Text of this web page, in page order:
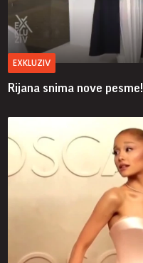
EXKLUZIV
Rijana snima nove pesme!